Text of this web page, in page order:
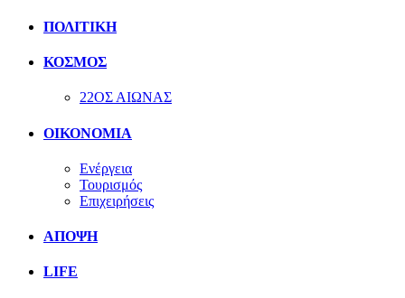
ΠΟΛΙΤΙΚΗ
ΚΟΣΜΟΣ
22ΟΣ ΑΙΩΝΑΣ
ΟΙΚΟΝΟΜΙΑ
Ενέργεια
Τουρισμός
Επιχειρήσεις
ΑΠΟΨΗ
LIFE